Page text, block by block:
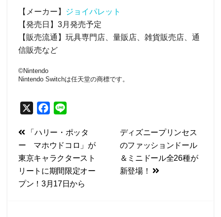
【メーカー】
ジョイパレット
【発売日】3月発売予定
【販売流通】玩具専門店、量販店、雑貨販売店、通
信販売など
©Nintendo
Nintendo Switchは任天堂の商標です。
c
e
b
o
o
n
e
投
稿
ナ
ビ
ディズニープリンセス
のファッションドール
＆ミニドール全26種が
新登場！
「ハリー・ポッタ
ー マホウドコロ」が
東京キャラクタースト
リートに期間限定オー
プン！3月17日から